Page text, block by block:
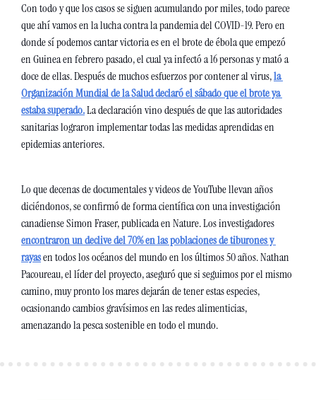
Con todo y que los casos se siguen acumulando por miles, todo parece
que ahí vamos en la lucha contra la pandemia del COVID-19. Pero en
donde sí podemos cantar victoria es en el brote de ébola que empezó
en Guinea en febrero pasado, el cual ya infectó a 16 personas y mató a
doce de ellas. Después de muchos esfuerzos por contener al virus, la
Organización Mundial de la Salud declaró el sábado que el brote ya
estaba superado. La declaración vino después de que las autoridades
sanitarias lograron implementar todas las medidas aprendidas en
epidemias anteriores.
Lo que decenas de documentales y videos de YouTube llevan años
diciéndonos, se confirmó de forma científica con una investigación
encontraron un declive del 70% en las poblaciones de tiburones y
rayas en todos los océanos del mundo en los últimos 50 años. Nathan
Pacoureau, el líder del proyecto, aseguró que si seguimos por el mismo
camino, muy pronto los mares dejarán de tener estas especies,
ocasionando cambios gravísimos en las redes alimenticias,
amenazando la pesca sostenible en todo el mundo.